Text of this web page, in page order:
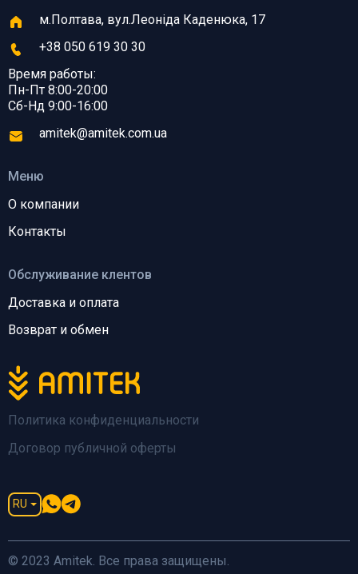
Политика конфиденциальности
Договор публичной оферты
RU
Обслуживание клентов
Доставка и оплата
Возврат и обмен
Меню
О компании
Контакты
м.Полтава, вул.Леоніда Каденюка, 17
+38 050 619 30 30
Время работы:
Пн-Пт 8:00-20:00
Сб-Нд 9:00-16:00
amitek@amitek.com.ua
© 2023 Amitek. Все права защищены.